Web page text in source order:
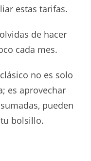
estas tarifas.
de hacer
cada mes.
no es solo
es aprovechar
pueden
bolsillo.